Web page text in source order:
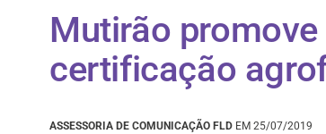
Mutirão
certificação
ASSESSORIA DE COMUNICAÇÃO FLD EM 25/07/2019